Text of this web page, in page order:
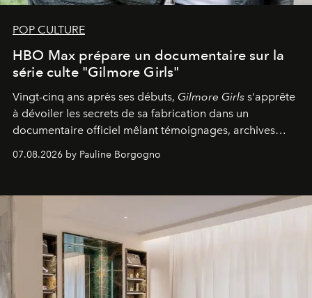
POP CULTURE
HBO Max prépare un documentaire sur la
série culte "Gilmore Girls"
Vingt-cinq ans après ses débuts, Gilmore Girls s'apprête
à dévoiler les secrets de sa fabrication dans un
documentaire officiel mêlant témoignages, archives
générationnel.
07.08.2026 by Pauline Borgogno